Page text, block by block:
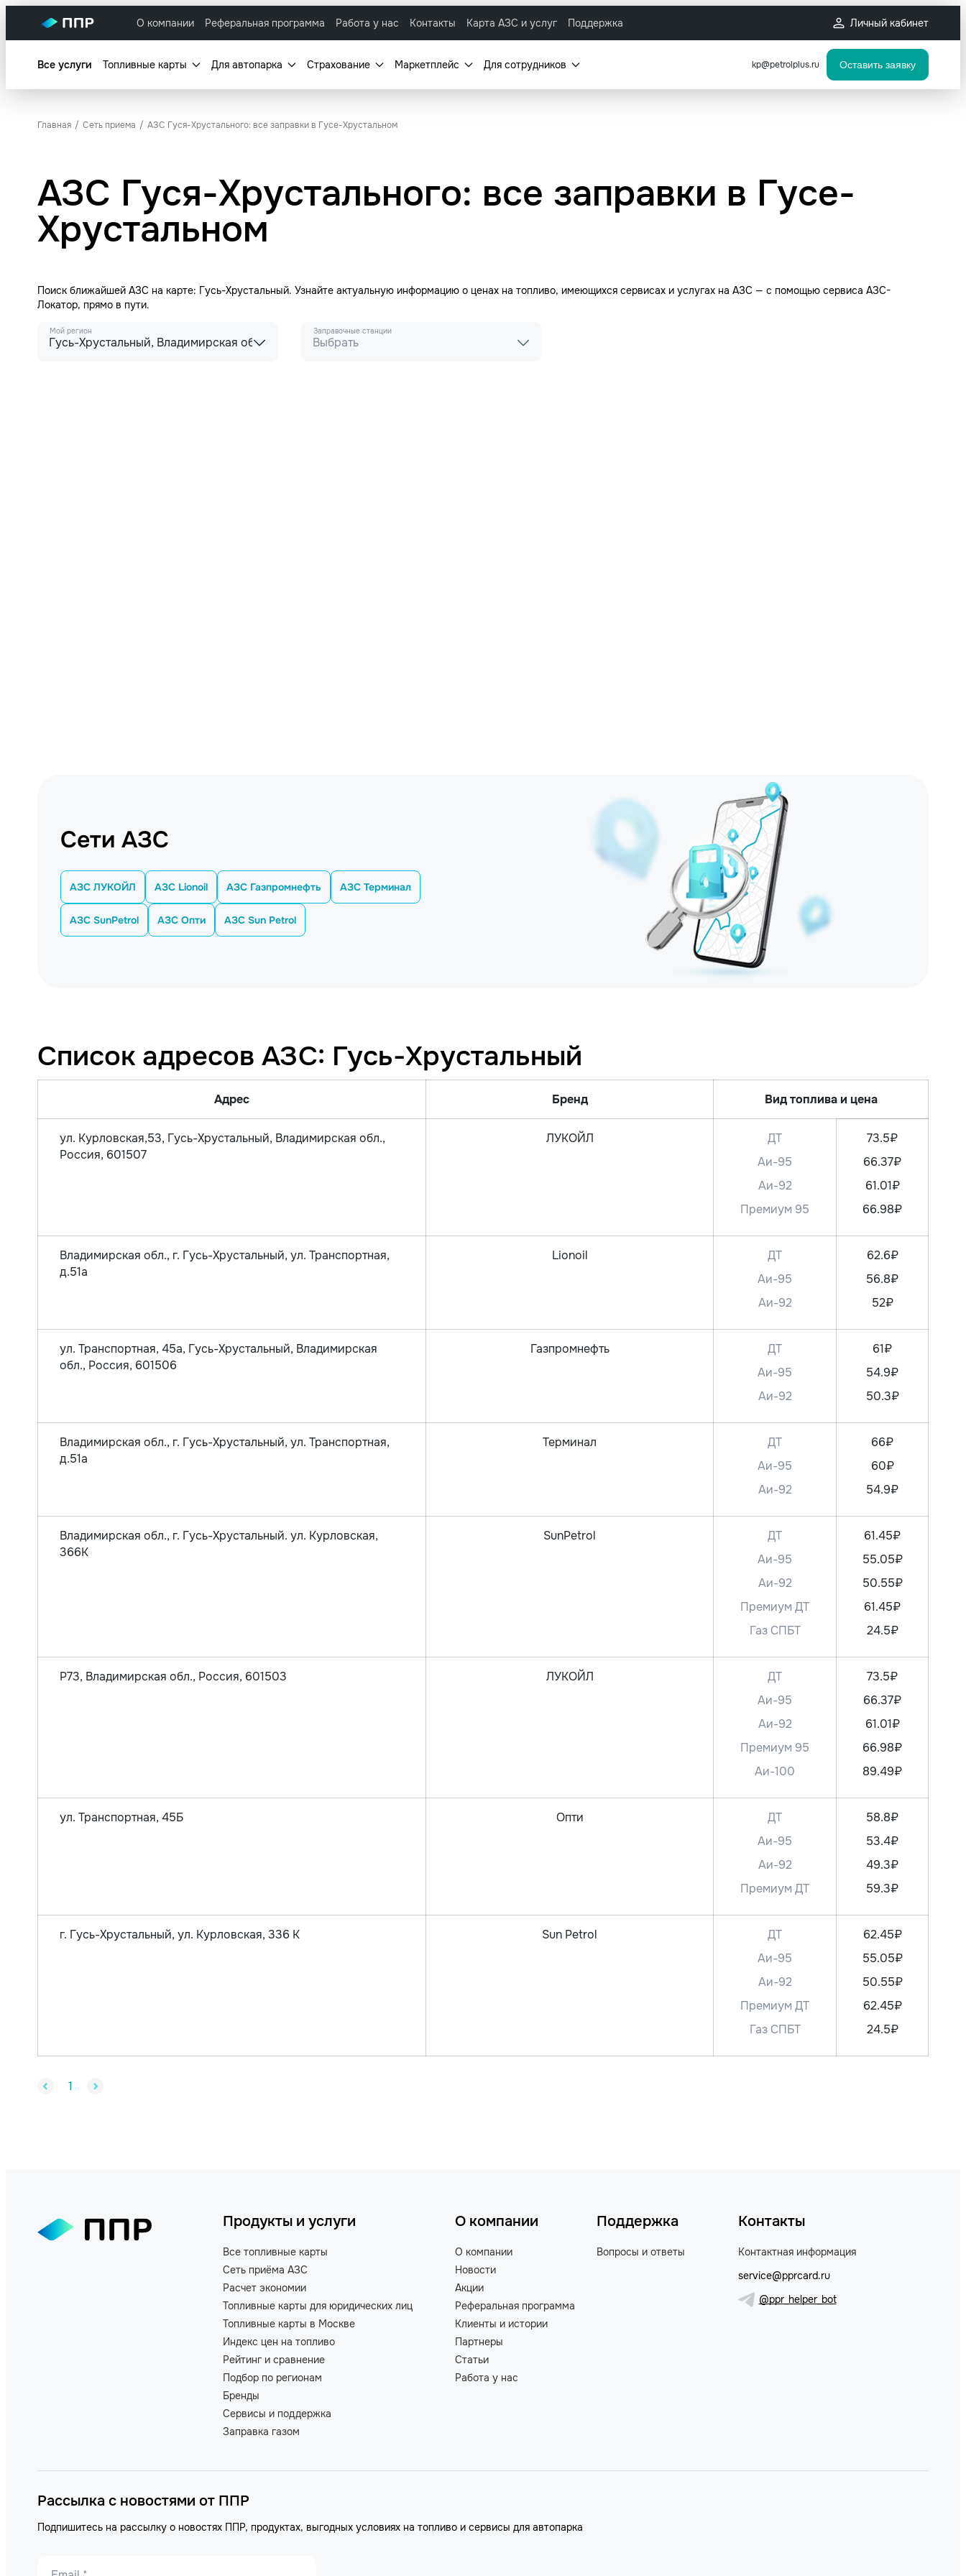
О компании Реферальная программа Работа у нас Контакты Карта АЗС и услуг Поддержка Личный кабинет
Все услуги Топливные карты Для автопарка Страхование Маркетплейс Для сотрудников kp@petrolplus.ru Оставить заявку
Главная Сеть приема АЗС Гуся-Хрустального: все заправки в Гусе-Хрустальном
АЗС Гуся-Хрустального: все заправки в Гусе-
Хрустальном
Поиск ближайшей АЗС на карте: Гусь-Хрустальный. Узнайте актуальную информацию о ценах на топливо, имеющихся сервисах и услугах на АЗС — с помощью сервиса АЗС-
Локатор, прямо в пути.
Мой регион
Гусь-Хрустальный, Владимирская область
Заправочные станции
Выбрать
Сети АЗС
АЗС ЛУКОЙЛ АЗС Lionoil АЗС Газпромнефть АЗС Терминал
АЗС SunPetrol АЗС Опти АЗС Sun Petrol
Список адресов АЗС: Гусь-Хрустальный
Адрес Бренд Вид топлива и цена
ул. Курловская,53, Гусь-Хрустальный, Владимирская обл.,
Россия, 601507
ЛУКОЙЛ
ДТ
Аи-95
Аи-92
Премиум 95
73.5₽
66.37₽
61.01₽
66.98₽
Владимирская обл., г. Гусь-Хрустальный, ул. Транспортная,
д.51а
Lionoil
ДТ
Аи-95
Аи-92
62.6₽
56.8₽
52₽
ул. Транспортная, 45а, Гусь-Хрустальный, Владимирская
обл., Россия, 601506
Газпромнефть
ДТ
Аи-95
Аи-92
61₽
54.9₽
50.3₽
Владимирская обл., г. Гусь-Хрустальный, ул. Транспортная,
д.51а
Терминал
ДТ
Аи-95
Аи-92
66₽
60₽
54.9₽
Владимирская обл., г. Гусь-Хрустальный. ул. Курловская,
366К
SunPetrol
ДТ
Аи-95
Аи-92
Премиум ДТ
Газ СПБТ
61.45₽
55.05₽
50.55₽
61.45₽
24.5₽
Р73, Владимирская обл., Россия, 601503 ЛУКОЙЛ
ДТ
Аи-95
Аи-92
Премиум 95
Аи-100
73.5₽
66.37₽
61.01₽
66.98₽
89.49₽
ул. Транспортная, 45Б Опти
ДТ
Аи-95
Аи-92
Премиум ДТ
58.8₽
53.4₽
49.3₽
59.3₽
г. Гусь-Хрустальный, ул. Курловская, 336 К Sun Petrol
ДТ
Аи-95
Аи-92
Премиум ДТ
Газ СПБТ
62.45₽
55.05₽
50.55₽
62.45₽
24.5₽
1
Продукты и услуги
Все топливные карты
Сеть приёма АЗС
Расчет экономии
Топливные карты для юридических лиц
Топливные карты в Москве
Индекс цен на топливо
Рейтинг и сравнение
Подбор по регионам
Бренды
Сервисы и поддержка
Заправка газом
О компании
О компании
Новости
Акции
Реферальная программа
Клиенты и истории
Партнеры
Статьи
Работа у нас
Поддержка
Вопросы и ответы
Контакты
Контактная информация
service@pprcard.ru
@ppr_helper_bot
Рассылка с новостями от ППР
Подпишитесь на рассылку о новостях ППР, продуктах, выгодных условиях на топливо и сервисы для автопарка